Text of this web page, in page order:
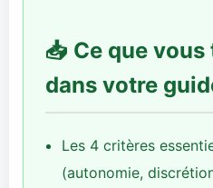
📥 Ce que
dans votre
Les 4 critères
(autonomie,